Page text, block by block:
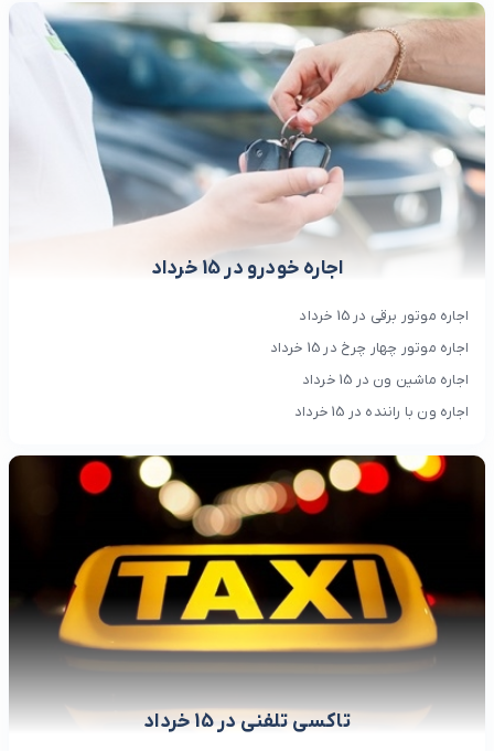
اجاره خودرو در 15 خرداد
اجاره موتور برقی در 15 خرداد
اجاره موتور چهار چرخ در 15 خرداد
اجاره ماشین ون در 15 خرداد
اجاره ون با راننده در 15 خرداد
تاکسی تلفنی در 15 خرداد